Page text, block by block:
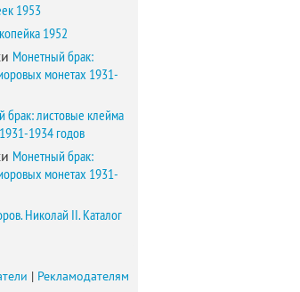
1953
1952
Монетный брак:
монетах 1931-
брак: листовые клейма
1934 годов
Монетный брак:
монетах 1931-
Николай II. Каталог
| Рекламодателям